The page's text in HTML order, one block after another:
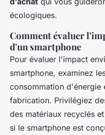
écologiques.
Comment évaluer
d'un smartphone
Pour évaluer l'impact
smartphone, examinez
consommation d'énergie
fabrication. Privilégiez
des matériaux recyclés
si le smartphone est